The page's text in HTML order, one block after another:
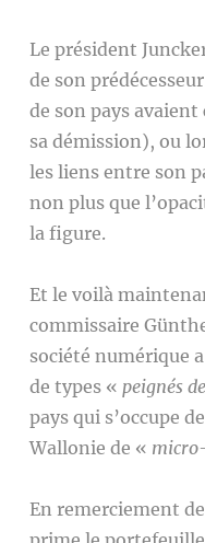
Le président
de son
de son pays
sa démission), ou
les liens entre son
non plus que
la figure.
Et le voilà
commissaire
société numérique
de types « peignés
pays qui s’occupe
Wallonie de «
En remerciement